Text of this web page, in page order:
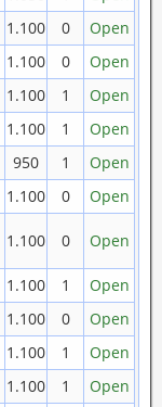
1.100 0
Open
1.100 0
Open
1.100 1
Open
1.100 1
Open
950 1
Open
1.100 0 Open
1.100 0 Open
1.100 1
Open
1.100 0
Open
1.100 1
Open
1.100 1
Open